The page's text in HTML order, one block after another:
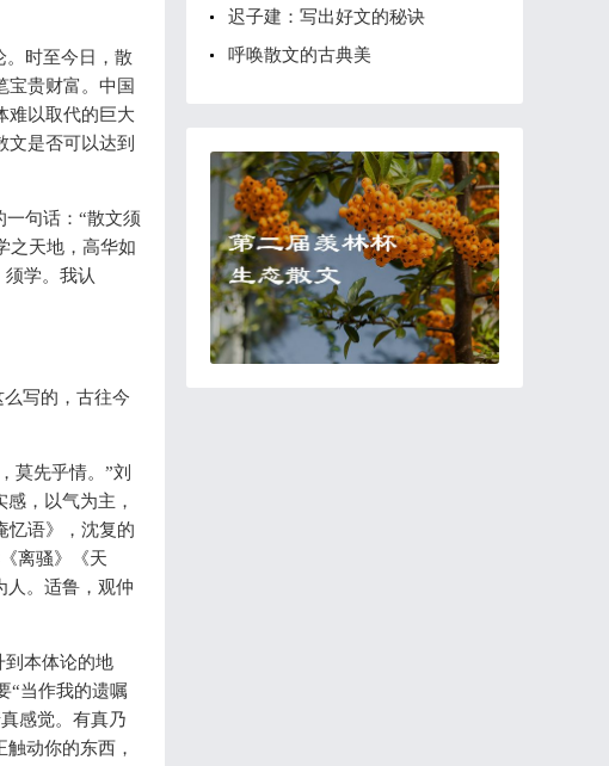
。时至今日，散
宝贵财富。中国
难以取代的巨大
是否可以达到
句话：“散文须
之天地，高华如
学。我认
写的，古往今
莫先乎情。”刘
，以气为主，
忆语》，沈复的
离骚》《天
人。适鲁，观仲
到本体论的地
“当作我的遗嘱
感觉。有真乃
动你的东西，
迟子建：写出好文的秘诀
呼唤散文的古典美